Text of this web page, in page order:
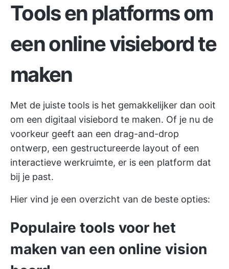
Tools en platforms om
een online visiebord te
maken
Met de juiste tools is het gemakkelijker dan ooit
om een digitaal visiebord te maken. Of je nu de
voorkeur geeft aan een drag-and-drop
ontwerp, een gestructureerde layout of een
interactieve werkruimte, er is een platform dat
bij je past.
Hier vind je een overzicht van de beste opties:
Populaire tools voor het
maken van een online vision